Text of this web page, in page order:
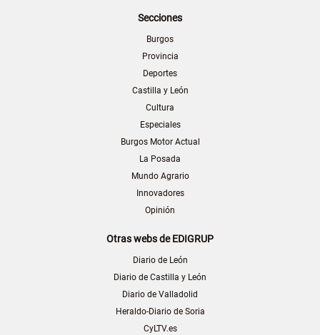
Secciones
Burgos
Provincia
Deportes
Castilla y León
Cultura
Especiales
Burgos Motor Actual
La Posada
Mundo Agrario
Innovadores
Opinión
Otras webs de EDIGRUP
Diario de León
Diario de Castilla y León
Diario de Valladolid
Heraldo-Diario de Soria
CyLTV.es